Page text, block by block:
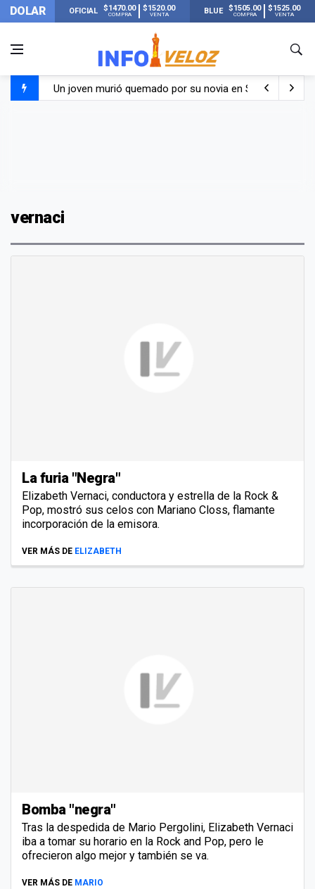
DOLAR OFICIAL $1470.00
COMPRA
$1520.00
VENTA BLUE $1505.00
COMPRA
$1525.00
VENTA
Un joven murió quemado por su novia en San Luis:
vernaci
La furia "Negra"
Elizabeth Vernaci, conductora y estrella de la Rock &
Pop, mostró sus celos con Mariano Closs, flamante
incorporación de la emisora.
VER MÁS DE ELIZABETH
Bomba "negra"
Tras la despedida de Mario Pergolini, Elizabeth Vernaci
iba a tomar su horario en la Rock and Pop, pero le
ofrecieron algo mejor y también se va.
VER MÁS DE MARIO